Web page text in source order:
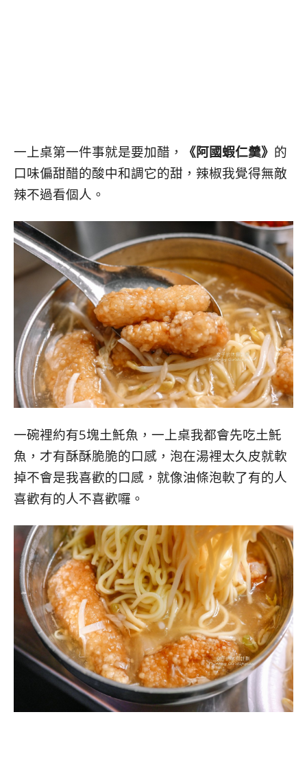
一上桌第一件事就是要加醋， 《阿國蝦仁羹》 的
口味偏甜醋的酸中和調它的甜，辣椒我覺得無敵
辣不過看個人。
一碗裡約有5塊土魠魚，一上桌我都會先吃土魠
魚，才有酥酥脆脆的口感，泡在湯裡太久皮就軟
掉不會是我喜歡的口感，就像油條泡軟了有的人
喜歡有的人不喜歡囉。